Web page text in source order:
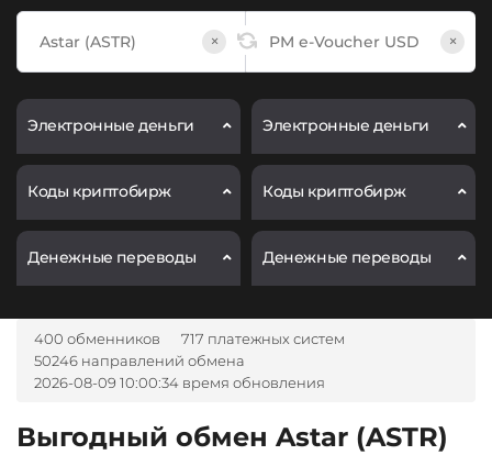
× ×
Электронные деньги
Коды криптобирж
Денежные переводы
Электронные деньги
Коды криптобирж
Денежные переводы
400 обменников
717 платежных систем
50246 направлений обмена
2026-08-09 10:00:34 время обновления
Выгодный обмен Astar (ASTR)